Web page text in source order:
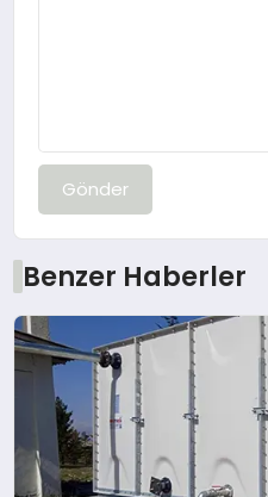
Gönder
Benzer Haberler